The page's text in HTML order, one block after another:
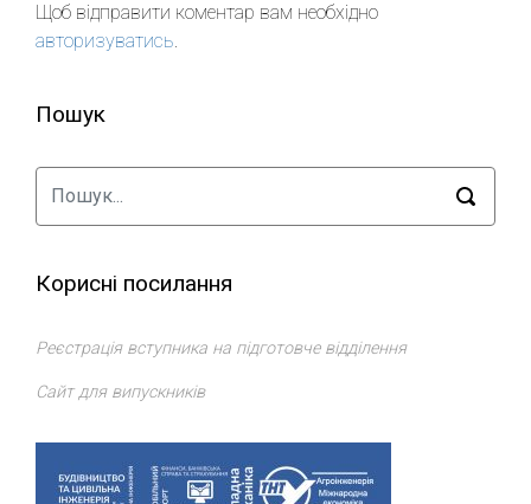
Щоб відправити коментар вам необхідно
авторизуватись.
Пошук
Корисні посилання
Реєстрація вступника на підготовче відділення
Сайт для випускників